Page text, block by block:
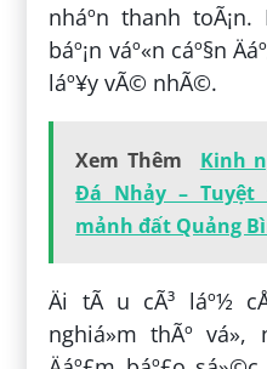
nháº­n thanh toÃ¡n.
báº¡n váº«n cáº§n
láº¥y vÃ© nhÃ©.
Xem Thêm
Kinh
Đá Nhảy –
mảnh đất Quảng
Äi tÃ u cÃ³ láº½
nghiá»m thÃº